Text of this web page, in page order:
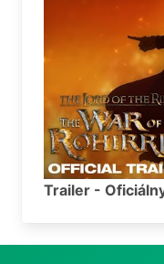
Trailer -